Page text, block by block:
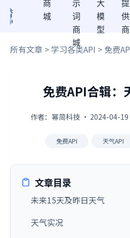
商
城
示
词
商
城
大
模
型
提
供
商
所有文章 >学习各类API > 免费
免费API合辑：
作者：幂简科技 · 2024-04-
免费API 天气API
文章目录
未来15天及昨日天气
天气实况